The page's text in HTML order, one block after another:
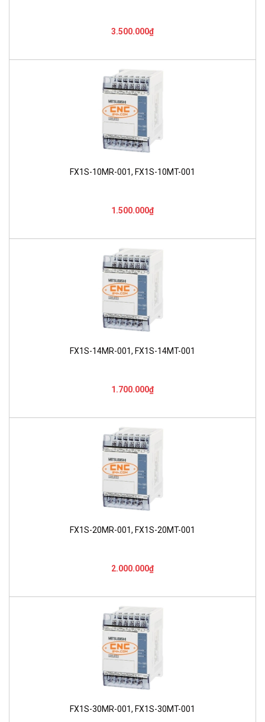
3.500.000₫
FX1S-10MR-001, FX1S-10MT-001
1.500.000₫
FX1S-14MR-001, FX1S-14MT-001
1.700.000₫
FX1S-20MR-001, FX1S-20MT-001
2.000.000₫
FX1S-30MR-001, FX1S-30MT-001